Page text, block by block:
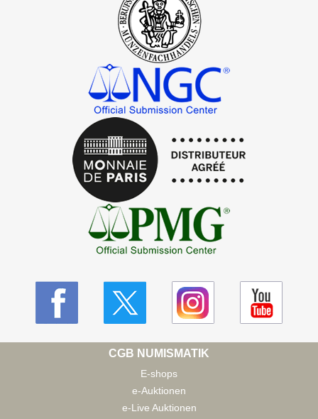
CGB NUMISMATIK
E-shops
e-Auktionen
e-Live Auktionen